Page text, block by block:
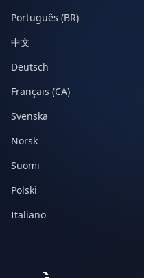
Português (BR)
中文
Deutsch
Français (CA)
Svenska
Norsk
Suomi
Polski
Italiano